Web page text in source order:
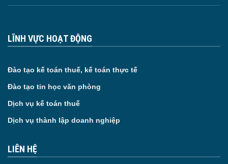
LĨNH VỰC HOẠT ĐỘNG
Đào tạo kế toán thuế, kế toán thực tế
Đào tạo tin học văn phòng
Dịch vụ kế toán thuế
Dịch vụ thành lập doanh nghiệp
LIÊN HỆ